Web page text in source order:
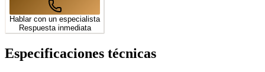
Hablar con un especialista
Respuesta inmediata
Especificaciones técnicas